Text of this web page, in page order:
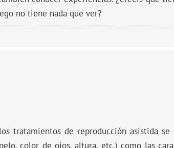
no tiene nada que ver?
tratamientos de reproducción asistida
color de ojos, altura, etc.) como las